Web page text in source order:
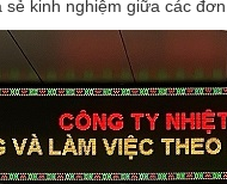
kinh nghiệm giữa các